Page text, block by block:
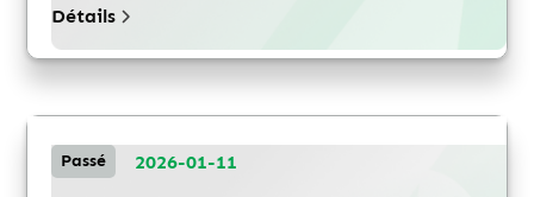
Détails
Passé 2026-01-11